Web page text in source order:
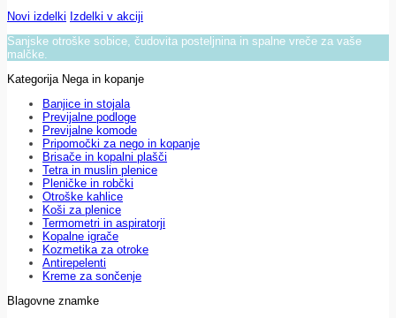
Novi izdelki Izdelki v akciji
Sanjske otroške sobice, čudovita posteljnina in spalne vreče za vaše
malčke.
Kategorija Nega in kopanje
Banjice in stojala
Previjalne podloge
Previjalne komode
Pripomočki za nego in kopanje
Brisače in kopalni plašči
Tetra in muslin plenice
Pleničke in robčki
Otroške kahlice
Koši za plenice
Termometri in aspiratorji
Kopalne igrače
Kozmetika za otroke
Antirepelenti
Kreme za sončenje
Blagovne znamke